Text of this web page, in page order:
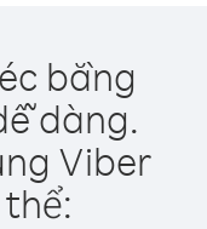
bằng
dàng.
Viber